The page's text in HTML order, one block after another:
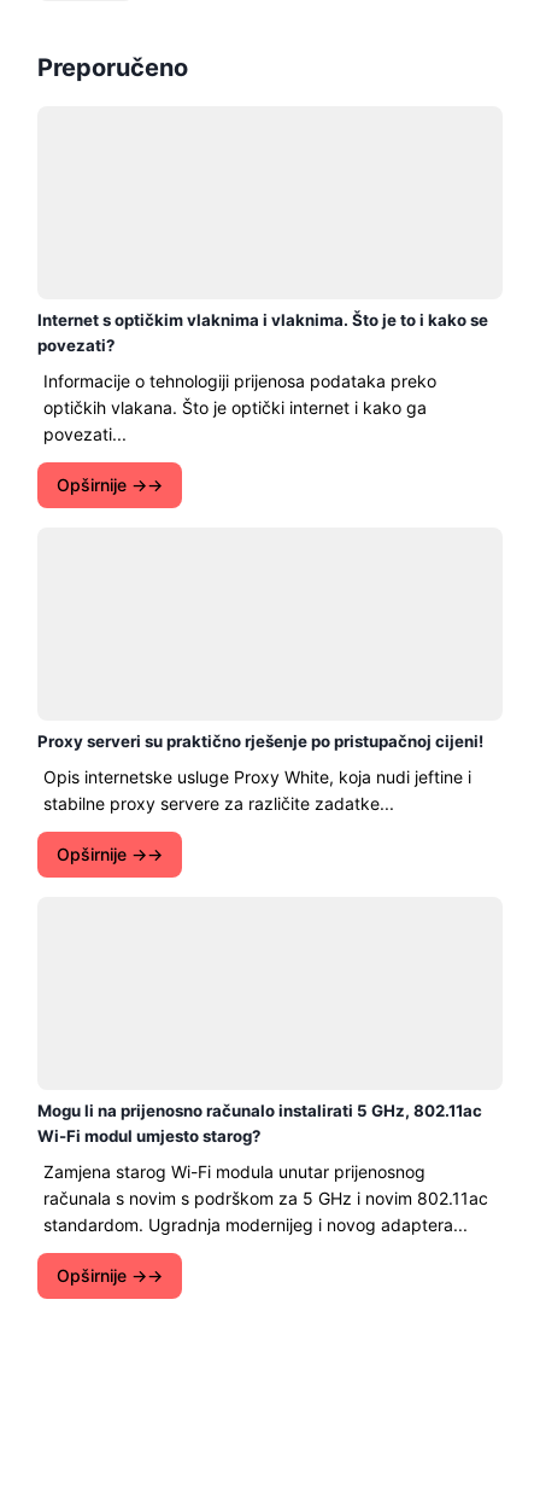
Preporučeno
Internet s optičkim vlaknima i vlaknima. Što je to i kako se
povezati?
Informacije o tehnologiji prijenosa podataka preko
optičkih vlakana. Što je optički internet i kako ga
povezati...
Opširnije →
Proxy serveri su praktično rješenje po pristupačnoj cijeni!
Opis internetske usluge Proxy White, koja nudi jeftine i
stabilne proxy servere za različite zadatke...
Opširnije →
Mogu li na prijenosno računalo instalirati 5 GHz, 802.11ac
Wi-Fi modul umjesto starog?
Zamjena starog Wi-Fi modula unutar prijenosnog
računala s novim s podrškom za 5 GHz i novim 802.11ac
standardom. Ugradnja modernijeg i novog adaptera...
Opširnije →